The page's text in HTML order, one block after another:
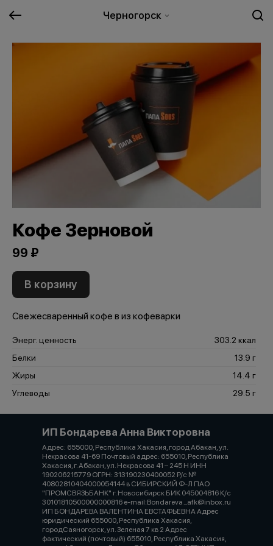
Черногорск
Кофе Зерновой
99 ₽
В корзину
Свежесваренный кофе в из кофеварки
Энерг. ценность
303.2 ккал
Белки
13.9 г
Жиры
14.4 г
Углеводы
29.5 г
ИП Бондарева Анна Викторовна
Адрес: 655000, Республика Хакасия, город Абакан, ул.
Некрасова 41-69 Почтовый адрес: 655010, Республика
Хакасия, г. Абакан, ул. Некрасова 41 – 245 Н ИНН
190206215779 ОГРН: 313190230400052 Р/с №
40802810404000054144 в СИБИРСКИЙ Ф-Л ПАО
"ПРОМСВЯЗЬБАНК" г. Новосибирск БИК 045004816 К/с
30101810500000000816 e-mail:Bondareva _afk@inbox.ru
ИП БОНДАРЕВА ВАЛЕНТИНА ЕВСТАФЬЕВНА Адрес
юридический 655000, Республика Хакасия,
городСаяногорск, ул. Зеленая 7 кв 2 Адрес
фактический (почтовый) 655010, Республика Хакасия,